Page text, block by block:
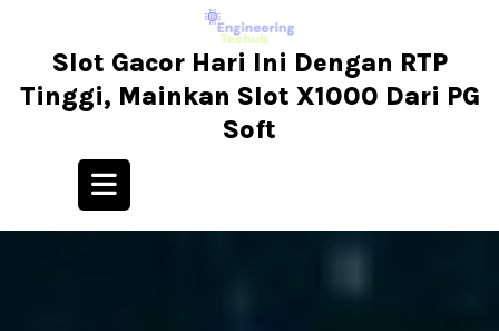
contentSlot Gacor Hari Ini Dengan RTP
Tinggi, Mainkan Slot X1000 Dari PG
Soft
Open